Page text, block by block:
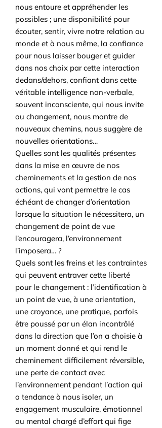
nous entoure et appréhender les
possibles ; une disponibilité pour
écouter, sentir, vivre notre relation au
monde et à nous même, la confiance
pour nous laisser bouger et guider
dans nos choix par cette interaction
dedans/dehors, confiant dans cette
véritable intelligence non-verbale,
souvent inconsciente, qui nous invite
au changement, nous montre de
nouveaux chemins, nous suggère de
nouvelles orientations…
Quelles sont les qualités présentes
dans la mise en œuvre de nos
cheminements et la gestion de nos
actions, qui vont permettre le cas
échéant de changer d’orientation
lorsque la situation le nécessitera, un
changement de point de vue
l’encouragera, l’environnement
l’imposera… ?
Quels sont les freins et les contraintes
qui peuvent entraver cette liberté
pour le changement : l’identification à
un point de vue, à une orientation,
une croyance, une pratique, parfois
être poussé par un élan incontrôlé
dans la direction que l’on a choisie à
un moment donné et qui rend le
cheminement difficilement réversible,
une perte de contact avec
l’environnement pendant l’action qui
a tendance à nous isoler, un
engagement musculaire, émotionnel
ou mental chargé d’effort qui fige